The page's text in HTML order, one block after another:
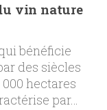
vin nature
bénéficie
des siècles
hectares
par…